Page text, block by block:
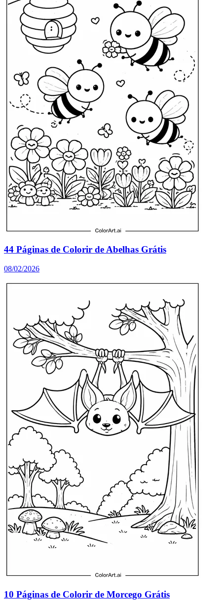
44 Páginas de Colorir de Abelhas Grátis
08/02/2026
10 Páginas de Colorir de Morcego Grátis